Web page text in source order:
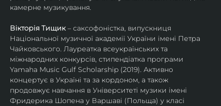
камерне музикування.
Вікторія Тищик – саксофоністка, випускниця
Національної музичної академії України імені Петра
Чайковського. Лауреатка всеукраїнських та
міжнародних конкурсів, стипендіатка програми
Yamaha Music Gulf Scholarship (2019). Активно
концертує в Україні та за кордоном, а також
продовжує навчання в Університеті музики імені
Фридерика Шопена у Варшаві (Польща) у класі